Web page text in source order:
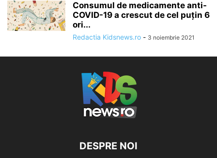
Consumul de medicamente anti-
COVID-19 a crescut de cel puțin 6
ori...
Redactia Kidsnews.ro - 3 noiembrie 2021
DESPRE NOI